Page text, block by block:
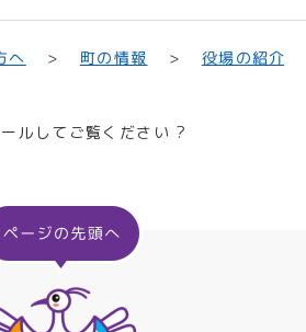
へ 町の情報 役場の紹介
ルしてご覧ください ?